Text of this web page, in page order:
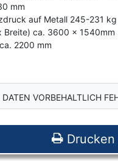
mm
auf Metall 245-231 kg
Breite) ca. 3600 x 1540mm
2200 mm
DATEN VORBEHALTLICH
Drucken